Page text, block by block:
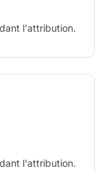
l'attribution.
l'attribution.